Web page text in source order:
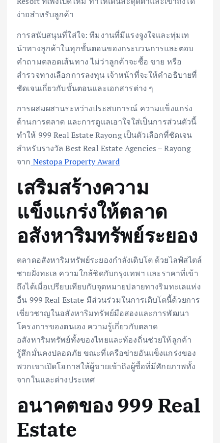
ง่ายสำหรับลูกค้า
การสนับสนุนที่ใส่ใจ: ทีมงานที่มีแรงจูงใจและทุ่มเท
นำทางลูกค้าในทุกขั้นตอนของกระบวนการและตอบ
คำถามตลอดเส้นทาง ไม่ว่าลูกค้าจะซื้อ ขาย หรือ
สำรวจทางเลือกการลงทุน เจ้าหน้าที่จะให้คำอธิบายที่
ชัดเจนเกี่ยวกับขั้นตอนและเอกสารต่าง ๆ
การผสมผสานระหว่างประสบการณ์ ความแข็งแกร่ง
ด้านการตลาด และการดูแลเอาใจใส่เป็นการส่วนตัวนี้
ทำให้ 999 Real Estate Rayong เป็นตัวเลือกที่ชัดเจน
สำหรับรางวัล Best Real Estate Agencies – Rayong
จาก Nestopa Property Award
เสริมสร้างความ
แข็งแกร่งให้ตลาด
อสังหาริมทรัพย์ระยอง
ตลาดอสังหาริมทรัพย์ระยองกำลังเติบโต ด้วยไลฟ์สไตล์
ชายฝั่งทะเล ความใกล้ชิดกับกรุงเทพฯ และราคาที่เข้า
ถึงได้เมื่อเปรียบเทียบกับจุดหมายปลายทางริมทะเลแห่ง
อื่น 999 Real Estate มีส่วนร่วมในการเติบโตนี้ด้วยการ
เชี่ยวชาญในอสังหาริมทรัพย์มือสองและการพัฒนา
โครงการของตนเอง ความรู้เกี่ยวกับตลาด
อสังหาริมทรัพย์ทั้งของไทยและท้องถิ่นช่วยให้ลูกค้า
รู้สึกมั่นคงปลอดภัย ขณะที่เครือข่ายอันแข็งแกร่งของ
พวกเขาเปิดโอกาสให้ผู้ขายเข้าถึงผู้ซื้อที่มีศักยภาพทั้ง
จากในและต่างประเทศ
อนาคตของ 999 Real
Estate